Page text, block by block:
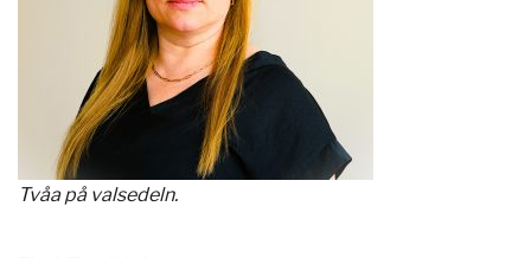
Tvåa på valsedeln.